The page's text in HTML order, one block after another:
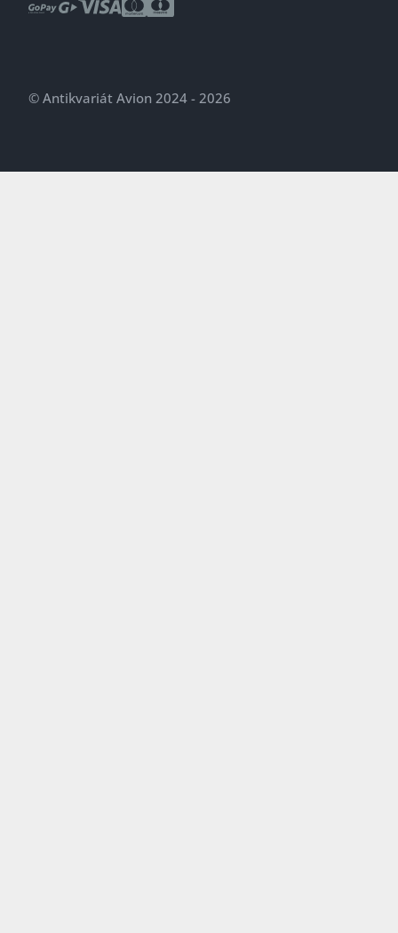
© Antikvariát Avion 2024 - 2026